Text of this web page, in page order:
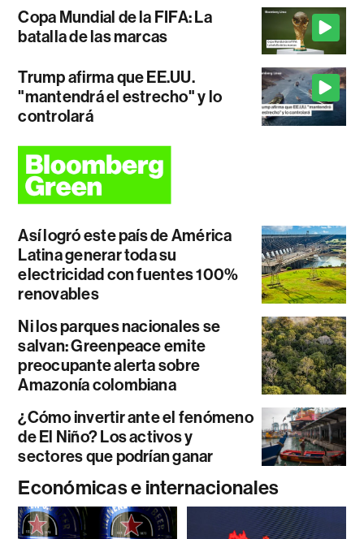
Copa Mundial de la FIFA: La
batalla de las marcas
Trump afirma que EE.UU.
"mantendrá el estrecho" y lo
controlará
Así logró este país de América
Latina generar toda su
electricidad con fuentes 100%
renovables
Ni los parques nacionales se
salvan: Greenpeace emite
preocupante alerta sobre
Amazonía colombiana
¿Cómo invertir ante el fenómeno
de El Niño? Los activos y
sectores que podrían ganar
Económicas e internacionales